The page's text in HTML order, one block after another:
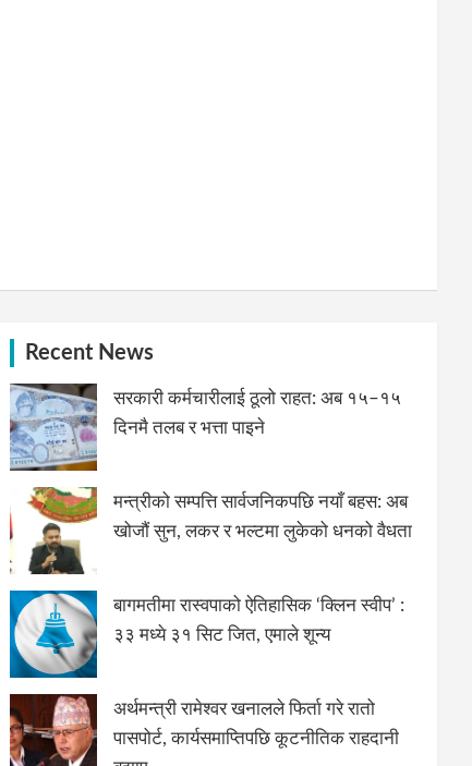
Recent News
सरकारी कर्मचारीलाई ठूलो राहत: अब १५–१५
दिनमै तलब र भत्ता पाइने
मन्त्रीको सम्पत्ति सार्वजनिकपछि नयाँ बहस: अब
खोजौं सुन, लकर र भल्टमा लुकेको धनको वैधता
बागमतीमा रास्वपाको ऐतिहासिक ‘क्लिन स्वीप’ :
३३ मध्ये ३१ सिट जित, एमाले शून्य
अर्थमन्त्री रामेश्वर खनालले फिर्ता गरे रातो
पासपोर्ट, कार्यसमाप्तिपछि कूटनीतिक राहदानी